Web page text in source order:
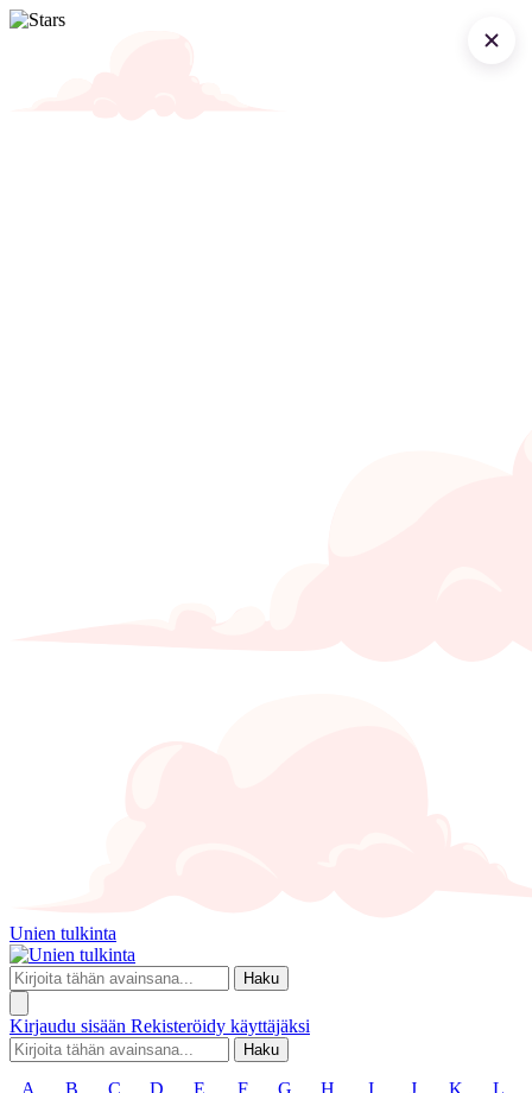
Unien tulkinta
Haku
Kirjaudu sisään Rekisteröidy käyttäjäksi
Haku
A B C D E F G H I J K L